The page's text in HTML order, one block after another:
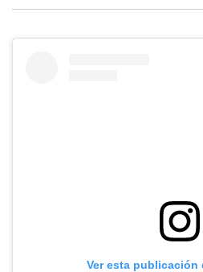
Ver esta publicación